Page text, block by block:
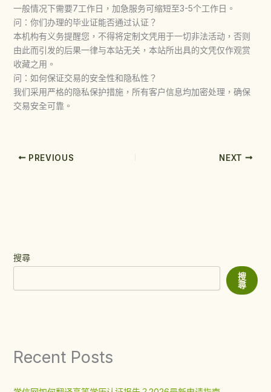
一般情况下需要7工作日，加急服务可缩短至3-5个工作日。
问：你们办理的毕业证能否通过认证？
本机构有义务提醒您，不得将定制文凭用于一切非法活动，否则
由此而引发的后果一律与本站无关，本站所出具的文凭仅作观赏
收藏之用。
问：如何保证交易的安全性和隐私性？
我们采用严格的隐私保护措施，所有客户信息均加密处理，确保
交易安全可靠。
PREVIOUS NEXT
搜尋
搜
尋
Recent Posts